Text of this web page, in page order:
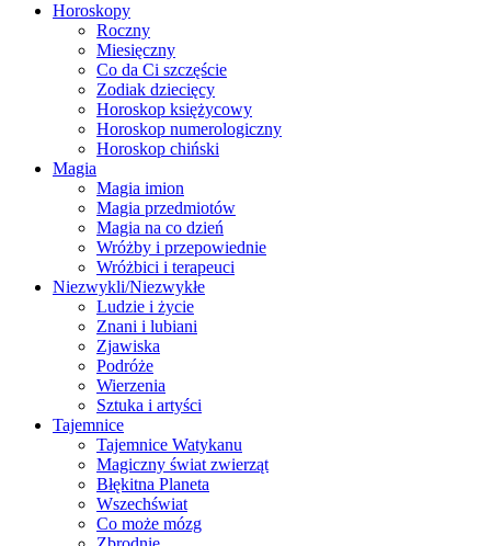
Horoskopy
Roczny
Miesięczny
Co da Ci szczęście
Zodiak dziecięcy
Horoskop księżycowy
Horoskop numerologiczny
Horoskop chiński
Magia
Magia imion
Magia przedmiotów
Magia na co dzień
Wróżby i przepowiednie
Wróżbici i terapeuci
Niezwykli/Niezwykłe
Ludzie i życie
Znani i lubiani
Zjawiska
Podróże
Wierzenia
Sztuka i artyści
Tajemnice
Tajemnice Watykanu
Magiczny świat zwierząt
Błękitna Planeta
Wszechświat
Co może mózg